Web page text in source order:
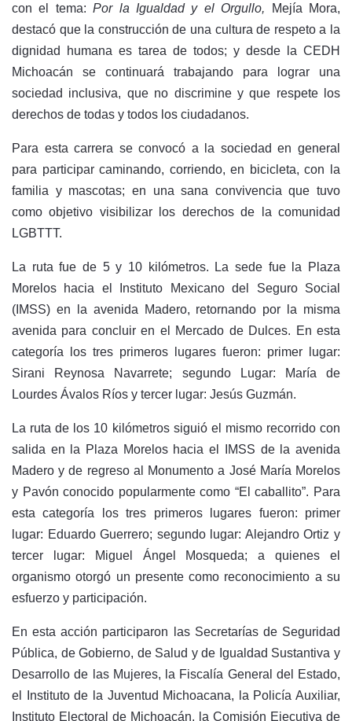
con el tema:Por la Igualdad y el Orgullo,
Mejía Mora,
destacó que la construcción de una cultura de respeto a la
dignidad humana es tarea de todos; y desde la CEDH
Michoacán se continuará trabajando para lograr una
sociedad inclusiva, que no discrimine y que respete los
derechos de todas y todos los ciudadanos.
Para esta carrera se convocó a la sociedad en general
para participar caminando, corriendo, en bicicleta, con la
familia y mascotas; en una sana convivencia que tuvo
como objetivo visibilizar los derechos de la comunidad
LGBTTT.
La ruta fue de 5 y 10 kilómetros. La sede fue la Plaza
Morelos hacia el Instituto Mexicano del Seguro Social
(IMSS) en la avenida Madero, retornando por la misma
avenida para concluir en el Mercado de Dulces. En esta
categoría los tres primeros lugares fueron: primer lugar:
Sirani Reynosa Navarrete; segundo Lugar: María de
Lourdes Ávalos Ríos y tercer lugar: Jesús Guzmán.
La ruta de los 10 kilómetros siguió el mismo recorrido con
salida en la Plaza Morelos hacia el IMSS de la avenida
Madero y de regreso al Monumento a José María Morelos
y Pavón conocido popularmente como “El caballito”. Para
esta categoría los tres primeros lugares fueron: primer
lugar: Eduardo Guerrero; segundo lugar: Alejandro Ortiz y
tercer lugar: Miguel Ángel Mosqueda; a quienes el
organismo otorgó un presente como reconocimiento a su
esfuerzo y participación.
En esta acción participaron las Secretarías de Seguridad
Pública, de Gobierno, de Salud y de Igualdad Sustantiva y
Desarrollo de las Mujeres, la Fiscalía General del Estado,
el Instituto de la Juventud Michoacana, la Policía Auxiliar,
Instituto Electoral de Michoacán, la Comisión Ejecutiva de